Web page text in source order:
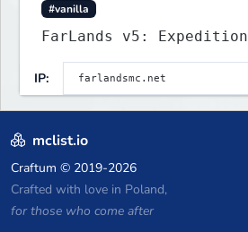
#vanilla
FarLands v5: Expedition
IP:
mclist.io
Craftum © 2019-2026
Crafted with love in Poland,
for those who come after